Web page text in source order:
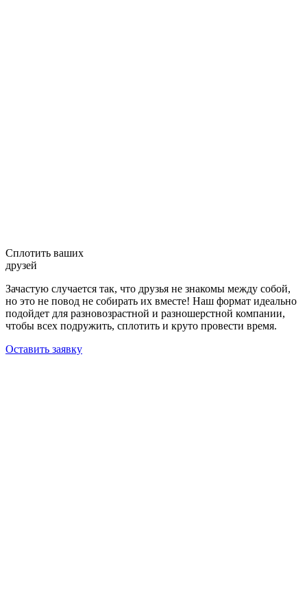
Сплотить ваших
друзей
Зачастую случается так, что друзья не знакомы между собой,
но это не повод не собирать их вместе! Наш формат идеально
подойдет для разновозрастной и разношерстной компании,
чтобы всех подружить, сплотить и круто провести время.
Оставить заявку